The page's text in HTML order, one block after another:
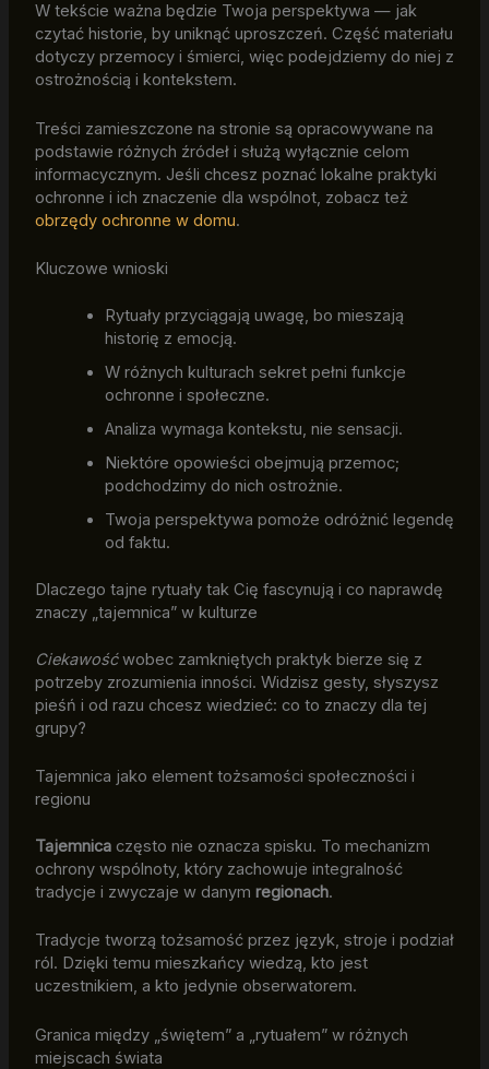
W tekście ważna będzie Twoja perspektywa — jak
czytać historie, by uniknąć uproszczeń. Część materiału
dotyczy przemocy i śmierci, więc podejdziemy do niej z
ostrożnością i kontekstem.
Treści zamieszczone na stronie są opracowywane na
podstawie różnych źródeł i służą wyłącznie celom
informacycznym. Jeśli chcesz poznać lokalne praktyki
ochronne i ich znaczenie dla wspólnot, zobacz też
obrzędy ochronne w domu.
Kluczowe wnioski
Rytuały przyciągają uwagę, bo mieszają
historię z emocją.
W różnych kulturach sekret pełni funkcje
ochronne i społeczne.
Analiza wymaga kontekstu, nie sensacji.
Niektóre opowieści obejmują przemoc;
podchodzimy do nich ostrożnie.
Twoja perspektywa pomoże odróżnić legendę
od faktu.
Dlaczego tajne rytuały tak Cię fascynują i co naprawdę
znaczy „tajemnica” w kulturze
Ciekawośćwobec zamkniętych praktyk bierze się z
potrzeby zrozumienia inności. Widzisz gesty, słyszysz
pieśń i od razu chcesz wiedzieć: co to znaczy dla tej
grupy?
Tajemnica jako element tożsamości społeczności i
regionu
Tajemnicaczęsto nie oznacza spisku. To mechanizm
ochrony wspólnoty, który zachowuje integralność
tradycje i zwyczaje w danym regionach.
Tradycje tworzą tożsamość przez język, stroje i podział
ról. Dzięki temu mieszkańcy wiedzą, kto jest
uczestnikiem, a kto jedynie obserwatorem.
Granica między „świętem” a „rytuałem” w różnych
miejscach świata